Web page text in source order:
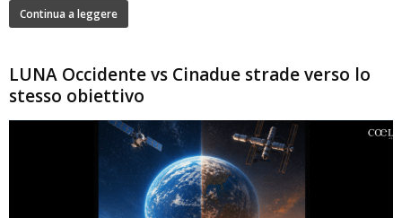
Continua a leggere
LUNA Occidente vs Cinadue strade verso lo
stesso obiettivo